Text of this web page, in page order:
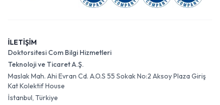
İLETİŞİM
Doktorsitesi Com Bilgi Hizmetleri
Teknoloji ve Ticaret A.Ş.
Maslak Mah. Ahi Evran Cd. A.O.S 55 Sokak No:2 Aksoy Plaza Giriş
Kat Kolektif House
İstanbul, Türkiye